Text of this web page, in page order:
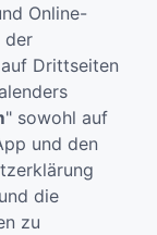
Online-
der
Drittseiten
" sowohl auf
und den
die
zu